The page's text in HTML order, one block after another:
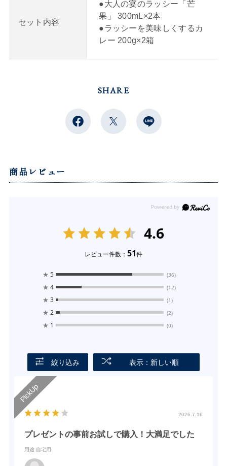
セット内容
●大人の宴のラッシー「芒
果」 300mL×2本
●ラッシーを美味しくするカ
レー 200g×2箱
SHARE
商品レビュー
4.6
レビュー件数： 51件
★ 5 (36)
★ 4 (12)
★ 3 (1)
★ 2 (2)
★ 1 (0)
絞り込み 表示：新しい順
2026.7.16
プレゼントの事前お試しで購入！大満足でした
用途:自宅用